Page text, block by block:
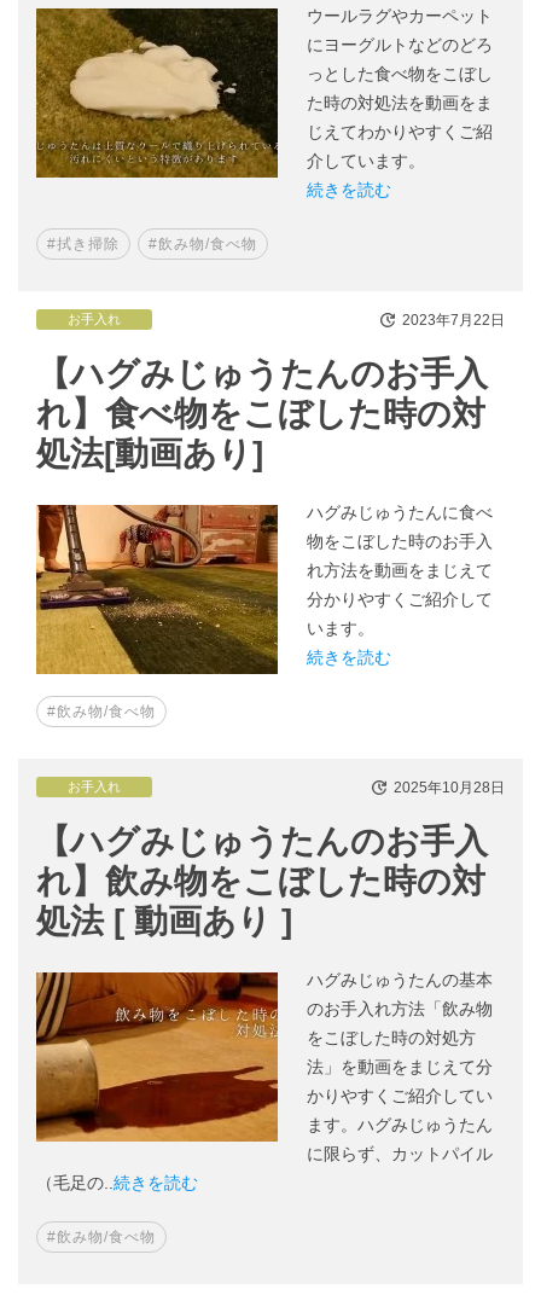
ウールラグやカーペット
にヨーグルトなどのどろ
っとした食べ物をこぼし
た時の対処法を動画をま
じえてわかりやすくご紹
介しています。
続きを読む
#拭き掃除 #飲み物/食べ物
【ハグみじゅうたんのお手入
れ】食べ物をこぼした時の対
処法[動画あり]
お手入れ 2023年7月22日
ハグみじゅうたんに食べ
物をこぼした時のお手入
れ方法を動画をまじえて
分かりやすくご紹介して
います。
続きを読む
#飲み物/食べ物
【ハグみじゅうたんのお手入
れ】飲み物をこぼした時の対
処法 [ 動画あり ]
お手入れ 2025年10月28日
ハグみじゅうたんの基本
のお手入れ方法「飲み物
をこぼした時の対処方
法」を動画をまじえて分
かりやすくご紹介してい
ます。ハグみじゅうたん
に限らず、カットパイル
（毛足の.. 続きを読む
#飲み物/食べ物